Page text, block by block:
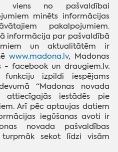
viens no pašvaldībai
minēts informācijas
pakalpojumiem.
informācija par pašvaldībā
un aktualitātēm ir
www.madona.lv, Madonas
- facebook un draugiem.lv.
izpildi iespējams
“Madonas novada
attiecīgajās iestādēs pie
Arī pēc aptaujas datiem
iegūšanas avoti ir
novada pašvaldības
sekot līdzi visām